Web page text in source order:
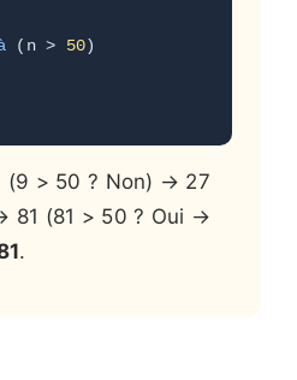
(n > 50)
> 50 ? Non) → 27
81 (81 > 50 ? Oui →
.